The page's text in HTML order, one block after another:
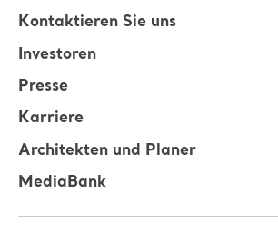
Kontaktieren Sie uns
Investoren
Presse
Karriere
Architekten und Planer
MediaBank